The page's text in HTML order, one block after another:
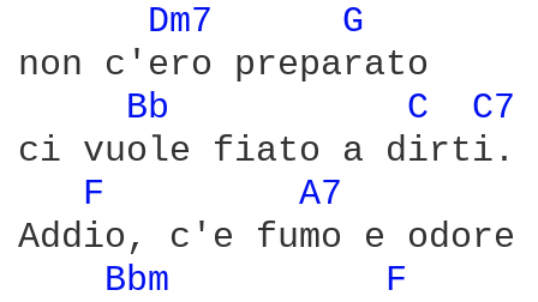
Dm7
G
non c'ero preparato
Bb
C
C7
ci vuole fiato a dirti.
F
A7
Addio, c'e fumo e odore
Bbm
F